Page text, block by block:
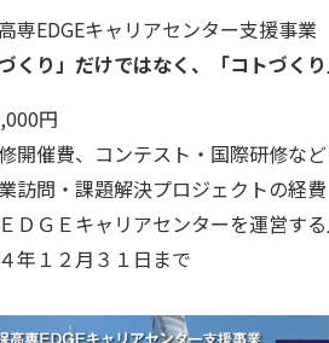
専EDGEキャリアセンター支援事業
づくり」だけではなく、「コトづく
円
開催費、コンテスト・国際研修な
題解決プロジェクトの経費
ャリアセンターを運営する上
年１２月３１日まで